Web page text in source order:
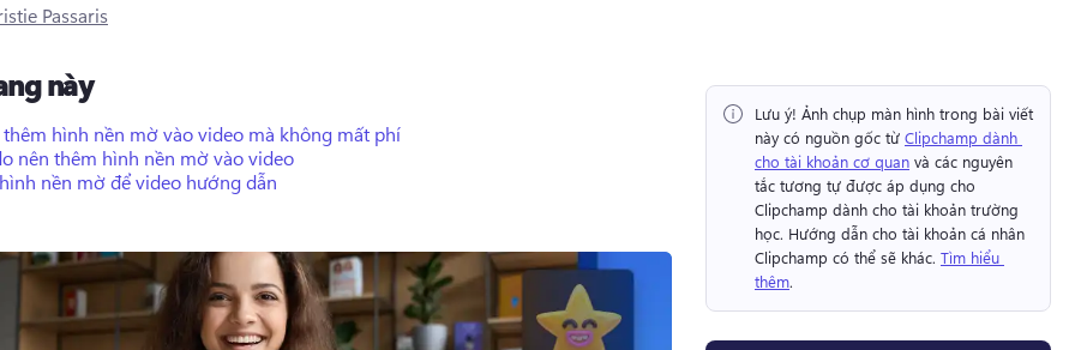
Passaris
này
thêm hình nền mờ vào video mà không mất phí
nên thêm hình nền mờ vào video
nền mờ để video hướng dẫn
Lưu ý! Ảnh chụp màn hình trong bài viết
này có nguồn gốc từ Clipchamp dành
cho tài khoản cơ quan và các nguyên
tắc tương tự được áp dụng cho
Clipchamp dành cho tài khoản trường
học. Hướng dẫn cho tài khoản cá nhân
Clipchamp có thể sẽ khác. Tìm hiểu
thêm.